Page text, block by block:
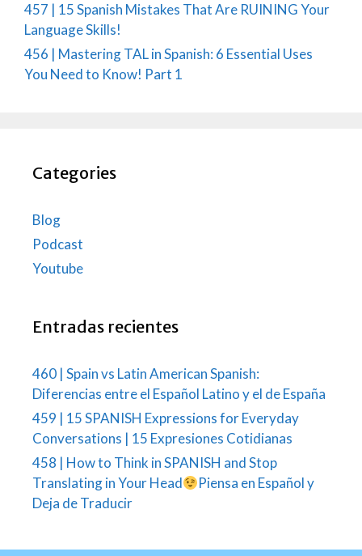
457 | 15 Spanish Mistakes That Are RUINING Your
Language Skills!
456 | Mastering TAL in Spanish: 6 Essential Uses
You Need to Know! Part 1
Categories
Blog
Podcast
Youtube
Entradas recientes
460 | Spain vs Latin American Spanish:
Diferencias entre el Español Latino y el de España
459 | 15 SPANISH Expressions for Everyday
Conversations | 15 Expresiones Cotidianas
458 | How to Think in SPANISH and Stop
Translating in Your Head
Piensa en Español y
Deja de Traducir